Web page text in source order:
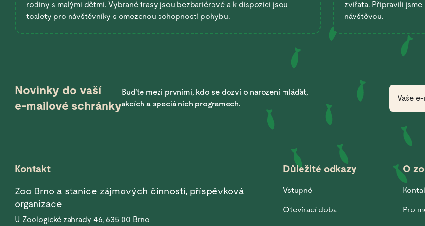
rodiny s malými dětmi. Vybrané trasy jsou bezbariérové a k dispozici jsou
toalety pro návštěvníky s omezenou schopností pohybu.
zvířata. Připravili jsme
návštěvou.
Novinky do vaší
e-mailové schránky
Buďte mezi prvními, kdo se dozví o narození mláďat,
akcích a speciálních programech.
Kontakt
Zoo Brno a stanice zájmových činností, příspěvková
organizace
U Zoologické zahrady 46, 635 00 Brno
Důležité odkazy
Vstupné
Otevírací doba
O
Pro